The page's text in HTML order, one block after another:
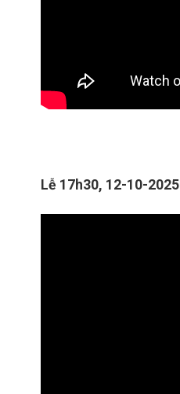
Lễ 17h30, 12-10-2025